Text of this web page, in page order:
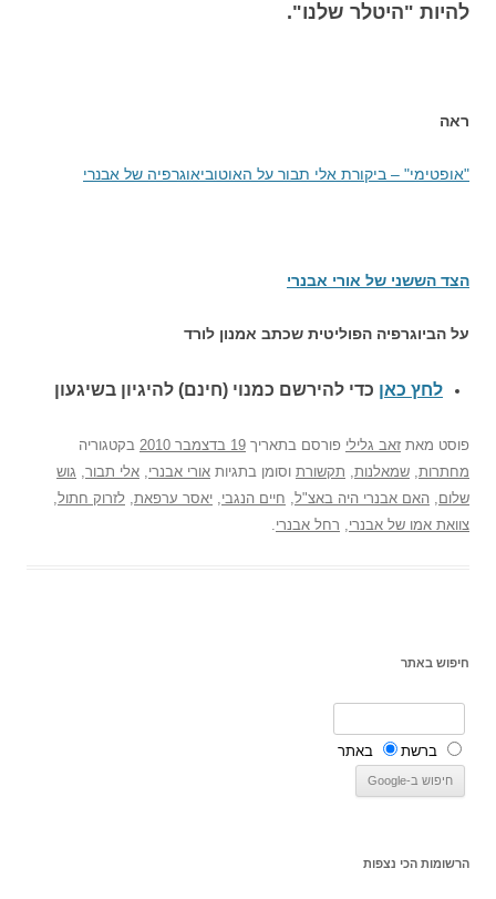
להיות "היטלר שלנו".
ראה
"אופטימי" – ביקורת אלי תבור על האוטוביאוגרפיה של אבנרי
הצד הששני של אורי אבנרי
על הביוגרפיה הפוליטית שכתב אמנון לורד
לחץ כאן כדי להירשם כמנוי (חינם) להיגיון בשיגעון
פוסט מאת זאב גלילי פורסם בתאריך 19 בדצמבר 2010
בקטגוריה
מחתרות, שמאלנות, תקשורת וסומן בתגיות אורי אבנרי, אלי תבור, גוש
שלום, האם אבנרי היה באצ"ל, חיים הנגבי, יאסר ערפאת, לזרוק חתול,
צוואת אמו של אבנרי, רחל אבנרי.
חיפוש באתר
ברשת באתר
הרשומות הכי נצפות